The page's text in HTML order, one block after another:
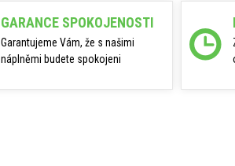
GARANCE SPOKOJENOSTI
Garantujeme Vám, že s našimi
náplněmi budete spokojeni